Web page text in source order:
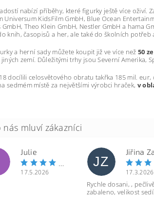
nabízí příběhy, které figurky ještě více oživí.
Universum KidsFilm GmbH, Blue Ocean
GmbH, Theo Klein GmbH, Nestler GmbH a hama
knih, časopisů a her, ale také do školních
a herní sady můžete koupit již ve více než 50
zemí. Důležitými trhy jsou Severní Amerika,
docílili celosvětového obratu takřka 185 mil.
sedmém místě za největšími výrobci hraček, v
Julie
17.5.2026
JZ
17.3.2026
Rychle dosani, ,
zabaleno, velikost sedí.